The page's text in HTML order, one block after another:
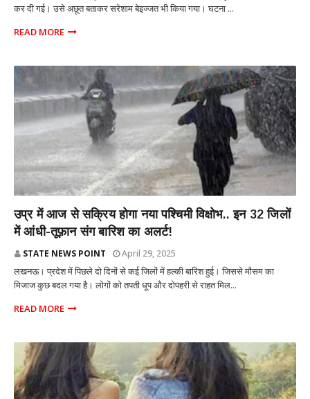
कर दी गई। उसे अछूत बताकर सरेशाम बेइज्जत भी किया गया। घटना ...
READ MORE
उप्र में आज से सक्रिय होगा नया पश्चिमी विक्षोभ.. इन 32 जिलों
में आंधी-तूफ़ान संग बारिश का अलर्ट!
STATE NEWS POINT April 29, 2025
लखनऊ। प्रदेश में पिछले दो दिनों से कई जिलों में हल्की बारिश हुई। जिससे मौसम का
मिजाज कुछ बदल गया है। लोगों को तपती धूप और दोपहरी से राहत मिल...
READ MORE